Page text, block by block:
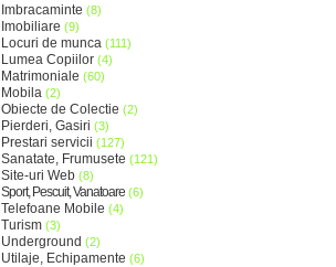
Imbracaminte (8)
Imobiliare (9)
Locuri de munca (111)
Lumea Copiilor (4)
Matrimoniale (60)
Mobila (2)
Obiecte de Colectie (2)
Pierderi, Gasiri (3)
Prestari servicii (127)
Sanatate, Frumusete (121)
Site-uri Web (8)
Sport, Pescuit, Vanatoare (6)
Telefoane Mobile (4)
Turism (3)
Underground (2)
Utilaje, Echipamente (6)